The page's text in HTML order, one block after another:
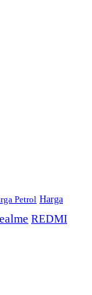
Petrol Harga
REDMI